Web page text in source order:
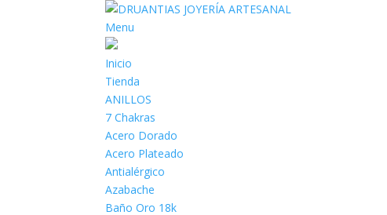
Menu
Inicio
Tienda
ANILLOS
7 Chakras
Acero Dorado
Acero Plateado
Antialérgico
Azabache
Baño Oro 18k